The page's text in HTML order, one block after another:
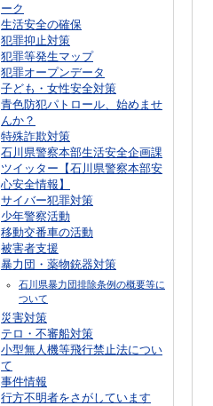
ーク
生活安全の確保
犯罪抑止対策
犯罪等発生マップ
犯罪オープンデータ
子ども・女性安全対策
青色防犯パトロール、始めませ
んか？
特殊詐欺対策
石川県警察本部生活安全企画課
ツイッター【石川県警察本部安
心安全情報】
サイバー犯罪対策
少年警察活動
移動交番車の活動
被害者支援
暴力団・薬物銃器対策
石川県暴力団排除条例の概要等に
ついて
災害対策
テロ・不審船対策
小型無人機等飛行禁止法につい
て
事件情報
行方不明者をさがしています